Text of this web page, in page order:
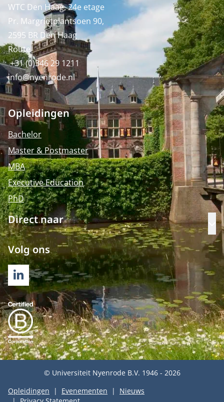
WTC Den Haag, 24e etage
Pr. Margrietplantsoen 90,
2595 BR Den Haag
Route
+31 (0)346 29 1211
info@nyenrode.nl
Opleidingen
Bachelor
Master & Postmaster
MBA
Executive Education
PhD
Direct naar
Volg ons
LINKEDIN
© Universiteit Nyenrode B.V. 1946 - 2026
Opleidingen
Evenementen
Nieuws